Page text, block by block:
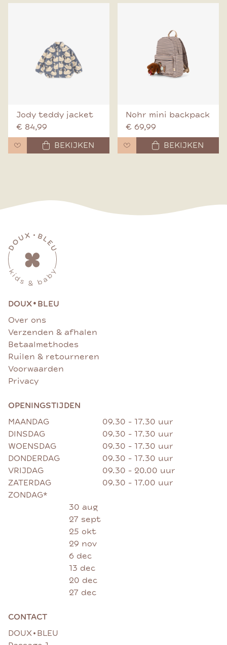
Jody teddy jacket
€ 84,99
BEKIJKEN
Nohr mini backpack
€ 69,99
BEKIJKEN
DOUX• BLEU
Over ons
Verzenden & afhalen
Betaalmethodes
Ruilen & retourneren
Voorwaarden
Privacy
OPENINGSTIJDEN
MAANDAG
09.30 - 17.30 uur
DINSDAG
09.30 - 17.30 uur
WOENSDAG
09.30 - 17.30 uur
DONDERDAG
09.30 - 17.30 uur
VRIJDAG
09.30 - 20.00 uur
ZATERDAG
09.30 - 17.00 uur
ZONDAG*
30 aug
27 sept
25 okt
29 nov
6 dec
13 dec
20 dec
27 dec
CONTACT
DOUX • BLEU